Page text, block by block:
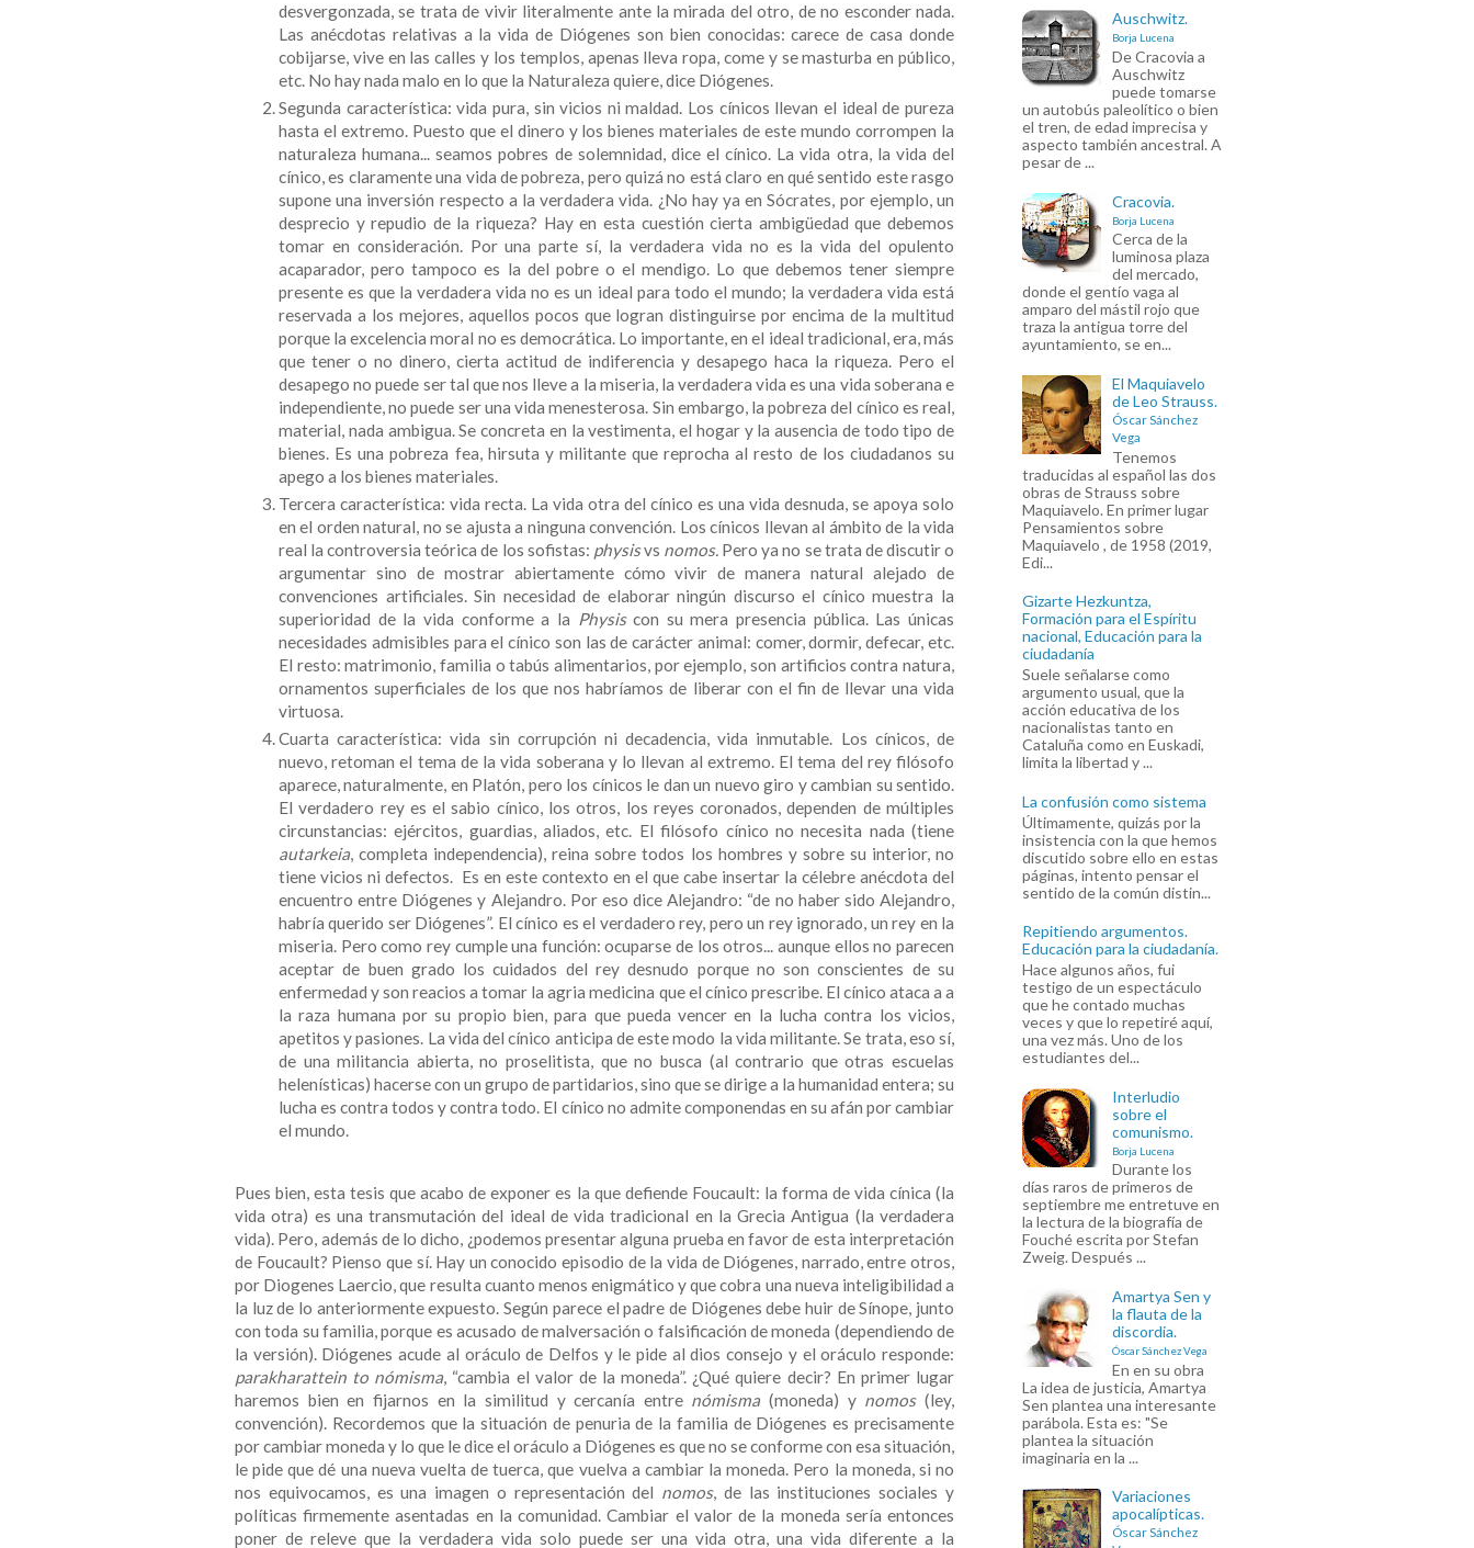
desvergonzada, se trata de vivir literalmente ante la mirada del otro, de no esconder nada.
Las anécdotas relativas a la vida de Diógenes son bien conocidas: carece de casa donde
cobijarse, vive en las calles y los templos, apenas lleva ropa, come y se masturba en público,
etc. No hay nada malo en lo que la Naturaleza quiere, dice Diógenes.
Segunda característica: vida pura, sin vicios ni maldad. Los cínicos llevan el ideal de pureza
hasta el extremo. Puesto que el dinero y los bienes materiales de este mundo corrompen la
naturaleza humana... seamos pobres de solemnidad, dice el cínico. La vida otra, la vida del
cínico, es claramente una vida de pobreza, pero quizá no está claro en qué sentido este rasgo
supone una inversión respecto a la verdadera vida. ¿No hay ya en Sócrates, por ejemplo, un
desprecio y repudio de la riqueza? Hay en esta cuestión cierta ambigüedad que debemos
tomar en consideración. Por una parte sí, la verdadera vida no es la vida del opulento
acaparador, pero tampoco es la del pobre o el mendigo. Lo que debemos tener siempre
presente es que la verdadera vida no es un ideal para todo el mundo; la verdadera vida está
reservada a los mejores, aquellos pocos que logran distinguirse por encima de la multitud
porque la excelencia moral no es democrática. Lo importante, en el ideal tradicional, era, más
que tener o no dinero, cierta actitud de indiferencia y desapego haca la riqueza. Pero el
desapego no puede ser tal que nos lleve a la miseria, la verdadera vida es una vida soberana e
independiente, no puede ser una vida menesterosa. Sin embargo, la pobreza del cínico es real,
material, nada ambigua. Se concreta en la vestimenta, el hogar y la ausencia de todo tipo de
bienes. Es una pobreza fea, hirsuta y militante que reprocha al resto de los ciudadanos su
apego a los bienes materiales.
Tercera característica: vida recta. La vida otra del cínico es una vida desnuda, se apoya solo
en el orden natural, no se ajusta a ninguna convención. Los cínicos llevan al ámbito de la vida
real la controversia teórica de los sofistas: physisvs nomos. Pero ya no se trata de discutir o
argumentar sino de mostrar abiertamente cómo vivir de manera natural alejado de
convenciones artificiales. Sin necesidad de elaborar ningún discurso el cínico muestra la
superioridad de la vida conforme a la Physiscon su mera presencia pública. Las únicas
necesidades admisibles para el cínico son las de carácter animal: comer, dormir, defecar, etc.
El resto: matrimonio, familia o tabús alimentarios, por ejemplo, son artificios contra natura,
ornamentos superficiales de los que nos habríamos de liberar con el fin de llevar una vida
virtuosa.
Cuarta característica: vida sin corrupción ni decadencia, vida inmutable. Los cínicos, de
nuevo, retoman el tema de la vida soberana y lo llevan al extremo. El tema del rey filósofo
aparece, naturalmente, en Platón, pero los cínicos le dan un nuevo giro y cambian su sentido.
El verdadero rey es el sabio cínico, los otros, los reyes coronados, dependen de múltiples
circunstancias: ejércitos, guardias, aliados, etc. El filósofo cínico no necesita nada (tiene
autarkeia, completa independencia), reina sobre todos los hombres y sobre su interior, no
tiene vicios ni defectos. Es en este contexto en el que cabe insertar la célebre anécdota del
encuentro entre Diógenes y Alejandro. Por eso dice Alejandro: “de no haber sido Alejandro,
habría querido ser Diógenes”. El cínico es el verdadero rey, pero un rey ignorado, un rey en la
miseria. Pero como rey cumple una función: ocuparse de los otros... aunque ellos no parecen
aceptar de buen grado los cuidados del rey desnudo porque no son conscientes de su
enfermedad y son reacios a tomar la agria medicina que el cínico prescribe. El cínico ataca a a
la raza humana por su propio bien, para que pueda vencer en la lucha contra los vicios,
apetitos y pasiones. La vida del cínico anticipa de este modo la vida militante. Se trata, eso sí,
de una militancia abierta, no proselitista, que no busca (al contrario que otras escuelas
helenísticas) hacerse con un grupo de partidarios, sino que se dirige a la humanidad entera; su
lucha es contra todos y contra todo. El cínico no admite componendas en su afán por cambiar
el mundo.
Pues bien, esta tesis que acabo de exponer es la que defiende Foucault: la forma de vida cínica (la
vida otra) es una transmutación del ideal de vida tradicional en la Grecia Antigua (la verdadera
vida). Pero, además de lo dicho, ¿podemos presentar alguna prueba en favor de esta interpretación
de Foucault? Pienso que sí. Hay un conocido episodio de la vida de Diógenes, narrado, entre otros,
por Diogenes Laercio, que resulta cuanto menos enigmático y que cobra una nueva inteligibilidad a
la luz de lo anteriormente expuesto. Según parece el padre de Diógenes debe huir de Sínope, junto
con toda su familia, porque es acusado de malversación o falsificación de moneda (dependiendo de
la versión). Diógenes acude al oráculo de Delfos y le pide al dios consejo y el oráculo responde:
parakharattein to nómisma, “cambia el valor de la moneda”. ¿Qué quiere decir? En primer lugar
haremos bien en fijarnos en la similitud y cercanía entre nómisma(moneda) y nomos(ley,
convención). Recordemos que la situación de penuria de la familia de Diógenes es precisamente
por cambiar moneda y lo que le dice el oráculo a Diógenes es que no se conforme con esa situación,
le pide que dé una nueva vuelta de tuerca, que vuelva a cambiar la moneda. Pero la moneda, si no
nos equivocamos, es una imagen o representación del nomos, de las instituciones sociales y
políticas firmemente asentadas en la comunidad. Cambiar el valor de la moneda sería entonces
poner de releve que la verdadera vida solo puede ser una vida otra, una vida diferente a la
Auschwitz.
Borja Lucena
De Cracovia a
Auschwitz
puede tomarse
un autobús paleolítico o bien
el tren, de edad imprecisa y
aspecto también ancestral. A
pesar de ...
Cracovia.
Borja Lucena
Cerca de la
luminosa plaza
del mercado,
donde el gentío vaga al
amparo del mástil rojo que
traza la antigua torre del
ayuntamiento, se en...
El Maquiavelo
de Leo Strauss.
Óscar Sánchez
Vega
Tenemos
traducidas al español las dos
obras de Strauss sobre
Maquiavelo. En primer lugar
Pensamientos sobre
Maquiavelo , de 1958 (2019,
Edi...
Gizarte Hezkuntza,
Formación para el Espíritu
nacional, Educación para la
ciudadanía
Suele señalarse como
argumento usual, que la
acción educativa de los
nacionalistas tanto en
Cataluña como en Euskadi,
limita la libertad y ...
La confusión como sistema
Últimamente, quizás por la
insistencia con la que hemos
discutido sobre ello en estas
páginas, intento pensar el
sentido de la común distin...
Repitiendo argumentos.
Educación para la ciudadanía.
Hace algunos años, fui
testigo de un espectáculo
que he contado muchas
veces y que lo repetiré aquí,
una vez más. Uno de los
estudiantes del...
Interludio
sobre el
comunismo.
Borja Lucena
Durante los
días raros de primeros de
septiembre me entretuve en
la lectura de la biografía de
Fouché escrita por Stefan
Zweig. Después ...
Amartya Sen y
la flauta de la
discordia.
Óscar Sánchez Vega
En en su obra
La idea de justicia, Amartya
Sen plantea una interesante
parábola. Esta es: "Se
plantea la situación
imaginaria en la ...
Variaciones
apocalípticas.
Óscar Sánchez